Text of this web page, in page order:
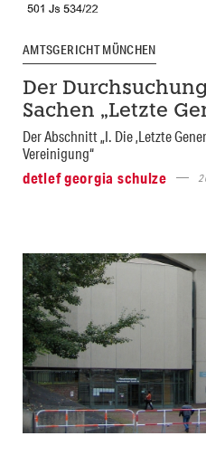
AMTSGERICHT MÜNCHEN
Der
Sachen „Letzte
Der Abschnitt „I. Die ‚Letzte
Vereinigung“
detlef georgia schulze